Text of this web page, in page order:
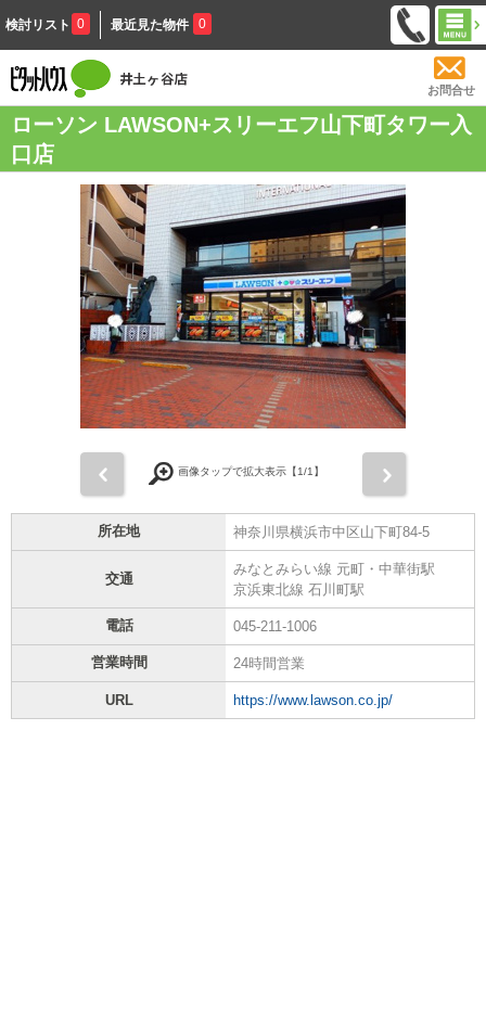
検討リスト 0 最近見た物件 0
お問合せ
ローソン LAWSON+スリーエフ山下町タワー入
口店
画像タップで拡大表示【1/1】
所在地 神奈川県横浜市中区山下町84-5
交通
みなとみらい線 元町・中華街駅
京浜東北線 石川町駅
電話 045-211-1006
営業時間 24時間営業
URL https://www.lawson.co.jp/